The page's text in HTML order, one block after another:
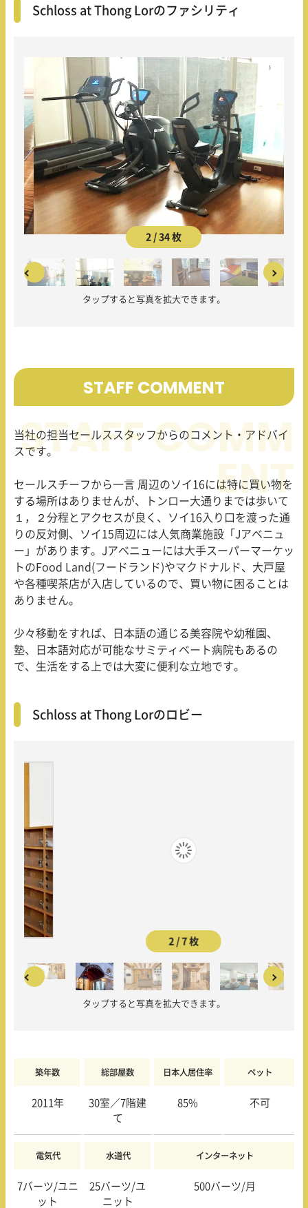
Schloss at Thong Lorのファシリティ
2 / 34 枚
タップすると写真を拡大できます。
STAFF COMMENT
当社の担当セールススタッフからのコメント・アドバイ
スです。
セールスチーフから一言 周辺のソイ16には特に買い物を
する場所はありませんが、トンロー大通りまでは歩いて
１，２分程とアクセスが良く、ソイ16入り口を渡った通
りの反対側、ソイ15周辺には人気商業施設「Jアベニュ
ー」があります。Jアベニューには大手スーパーマーケッ
トのFood Land(フードランド)やマクドナルド、大戸屋
や各種喫茶店が入店しているので、買い物に困ることは
ありません。
少々移動をすれば、日本語の通じる美容院や幼稚園、
塾、日本語対応が可能なサミティベート病院もあるの
で、生活をする上では大変に便利な立地です。
Schloss at Thong Lorのロビー
2 / 7 枚
タップすると写真を拡大できます。
築年数 総部屋数 日本人居住率 ペット
2011年
30室／7階建
て
85% 不可
電気代 水道代 インターネット
7バーツ/ユニ
ット
25バーツ/ユ
ニット
500バーツ/月